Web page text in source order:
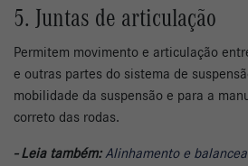
5. Juntas de articulação
Permitem movimento e articulação
e outras partes do sistema de
mobilidade da suspensão e para a
correto das rodas.
- Leia também: Alinhamento e